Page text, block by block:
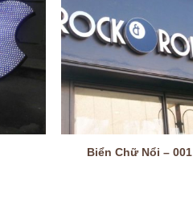
Biển Chữ Nổi – 001